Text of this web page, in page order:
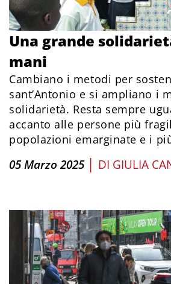
Una grande
mani
Cambiano i metodi per
sant’Antonio e si ampliano i
solidarietà. Resta sempre
accanto alle persone più
popolazioni emarginate e i
05 Marzo 2025 | DI GIULIA